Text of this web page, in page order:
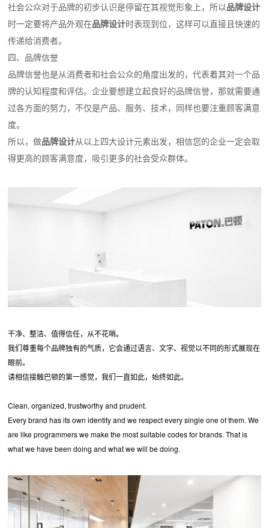
社会公众对于品牌的初步认识是停留在其视觉形象上，所以品牌设计
时一定要将产品外观在品牌设计时表现到位，这样可以直接且快速的
传递给消费者。
四、品牌信誉
品牌信誉也是从消费者和社会公众的角度出发的，代表着其对一个品
牌的认知程度和评估。企业要想建立起良好的品牌信誉，那就需要通
过各方面的努力，不仅是产品、服务、技术，同样也要注重顾客满意
度。
所以，做品牌设计从以上四大设计元素出发，相信您的企业一定会取
得更高的顾客满意度，吸引更多的社会受众群体。
干净、整洁、值得信任，从不花哨。
我们尊重每个品牌独有的气质，它会通过语言、文字、视觉以不同的形式展现在
眼前。
请相信接触巴顿的第一感觉，我们一直如此，始终如此。
Clean, organized, trustworthy and prudent.
Every brand has its own identity and we respect every single one of them. We
are like programmers we make the most suitable codes for brands. That is
what we have been doing and what we will be doing.